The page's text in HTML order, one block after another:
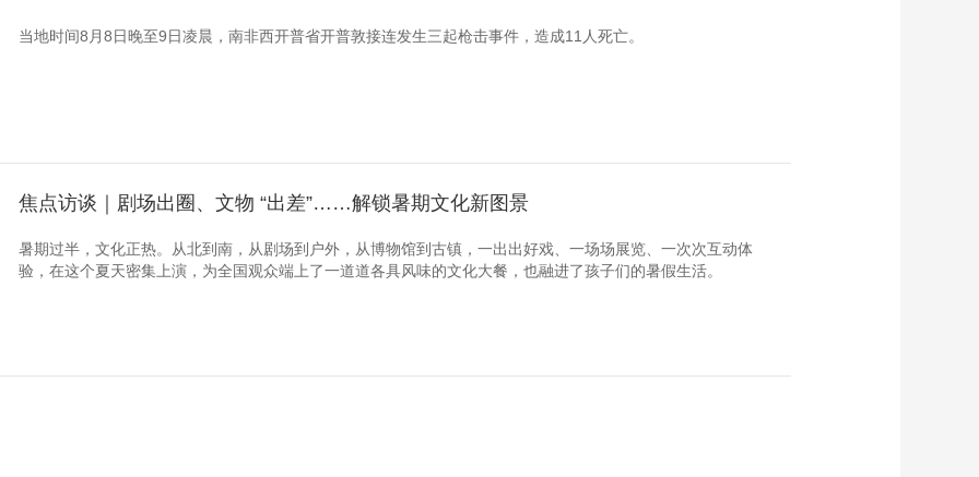
当地时间8月8日晚至9日凌晨，南非西开普省开普敦接连发生三起枪击事件，造成11人死亡。
焦点访谈｜剧场出圈、文物 “出差”……解锁暑期文化新图景
暑期过半，文化正热。从北到南，从剧场到户外，从博物馆到古镇，一出出好戏、一场场展览、一次次互动体
验，在这个夏天密集上演，为全国观众端上了一道道各具风味的文化大餐，也融进了孩子们的暑假生活。